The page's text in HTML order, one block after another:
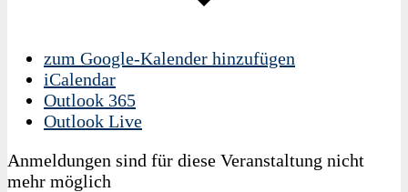
zum Google-Kalender hinzufügen
iCalendar
Outlook 365
Outlook Live
Anmeldungen sind für diese Veranstaltung nicht
mehr möglich